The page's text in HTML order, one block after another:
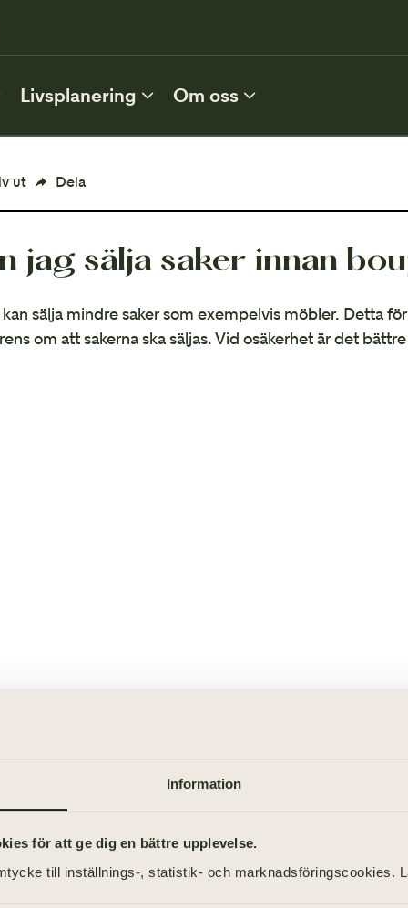
Information
för att ge dig en bättre upplevelse.
till inställnings-, statistik- och marknadsföringscookies.
Livsplanering Om oss
Vem ärver?
ut Dela
jag sälja saker innan
sälja mindre saker som exempelvis möbler. Detta
om att sakerna ska säljas. Vid osäkerhet är det